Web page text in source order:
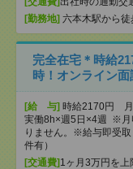
[勤務地] 六本木駅から徒
完全在宅＊時給
時！オンライン
[給 与] 時給2170円
実働8h×週5日×4週 ※月
りません。※給与即受
件有）
[交通費] 1ヶ月3万円を上